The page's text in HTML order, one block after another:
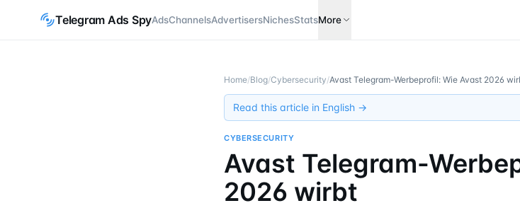
Telegram Ads SpyAdsChannelsAdvertisersNichesStatsMore
Home/Blog/Cybersecurity/Avast Telegram-Werbeprofil: Wie Avast 2026
Read this article in English →
CYBERSECURITY
Avast Telegram-
2026 wirbt